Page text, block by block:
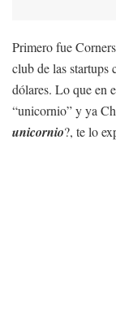
Primero fue
club de las startups
dólares. Lo que en
“unicornio” y ya
unicornio?, te lo